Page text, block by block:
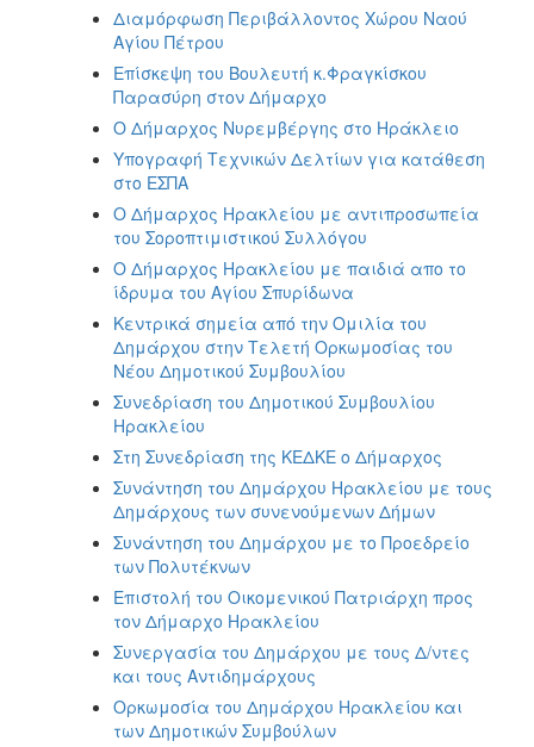
Διαμόρφωση Περιβάλλοντος Χώρου Ναού
Αγίου Πέτρου
Επίσκεψη του Βουλευτή κ.Φραγκίσκου
Παρασύρη στον Δήμαρχο
Ο Δήμαρχος Νυρεμβέργης στο Ηράκλειο
Υπογραφή Τεχνικών Δελτίων για κατάθεση
στο ΕΣΠΑ
Ο Δήμαρχος Ηρακλείου με αντιπροσωπεία
του Σοροπτιμιστικού Συλλόγου
Ο Δήμαρχος Ηρακλείου με παιδιά απο το
ίδρυμα του Αγίου Σπυρίδωνα
Κεντρικά σημεία από την Ομιλία του
Δημάρχου στην Τελετή Ορκωμοσίας του
Νέου Δημοτικού Συμβουλίου
Συνεδρίαση του Δημοτικού Συμβουλίου
Ηρακλείου
Στη Συνεδρίαση της ΚΕΔΚΕ ο Δήμαρχος
Συνάντηση του Δημάρχου Ηρακλείου με τους
Δημάρχους των συνενούμενων Δήμων
Συνάντηση του Δημάρχου με το Προεδρείο
των Πολυτέκνων
Επιστολή του Οικομενικού Πατριάρχη προς
τον Δήμαρχο Ηρακλείου
Συνεργασία του Δημάρχου με τους Δ/ντες
και τους Αντιδημάρχους
Ορκωμοσία του Δημάρχου Ηρακλείου και
των Δημοτικών Συμβούλων